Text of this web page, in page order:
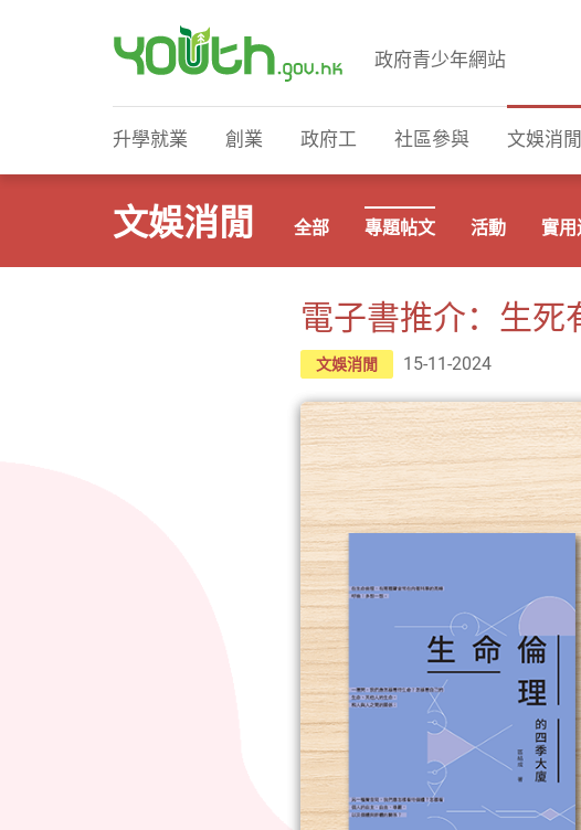
政府青少年網站
升學就業 創業 政府工 社區參與 文娛消閒
文娛消閒 全部 專題帖文 活動 實
電子書推介：生死
文娛消閒 15-11-2024